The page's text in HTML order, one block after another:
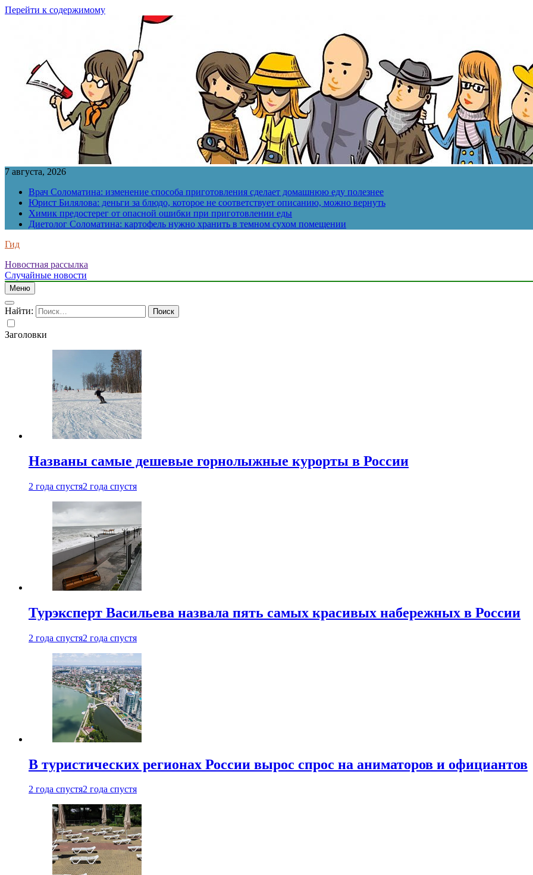
Перейти к содержимому
7 августа, 2026
Врач Соломатина: изменение способа приготовления сделает домашнюю еду полезнее
Юрист Билялова: деньги за блюдо, которое не соответствует описанию, можно вернуть
Химик предостерег от опасной ошибки при приготовлении еды
Диетолог Соломатина: картофель нужно хранить в темном сухом помещении
Гид
Новостная рассылка
Случайные новости
Меню
Найти:
Заголовки
Названы самые дешевые горнолыжные курорты в России
2 года спустя2 года спустя
Турэксперт Васильева назвала пять самых красивых набережных в России
2 года спустя2 года спустя
В туристических регионах России вырос спрос на аниматоров и официантов
2 года спустя2 года спустя